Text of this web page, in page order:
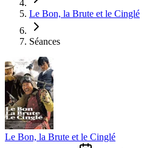
Le Bon, la Brute et le Cinglé
Séances
Le Bon, la Brute et le Cinglé